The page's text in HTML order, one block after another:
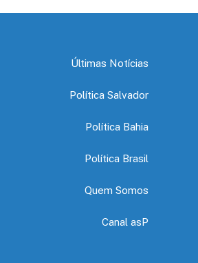
Últimas Notícias
Política Salvador
Política Bahia
Política Brasil
Quem Somos
Canal asP